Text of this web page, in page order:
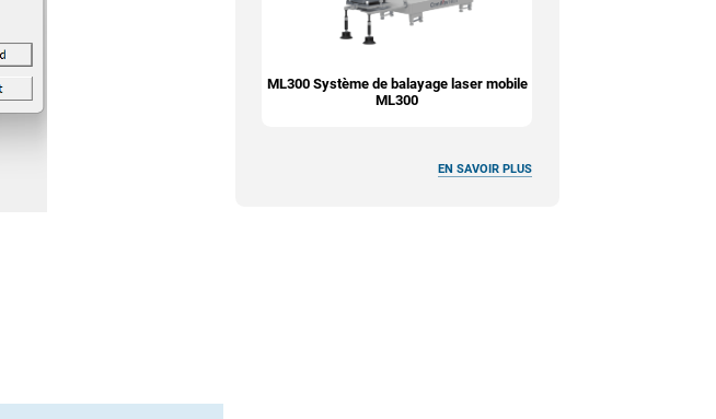
ML300 Système de balayage laser mobile
ML300
EN SAVOIR PLUS